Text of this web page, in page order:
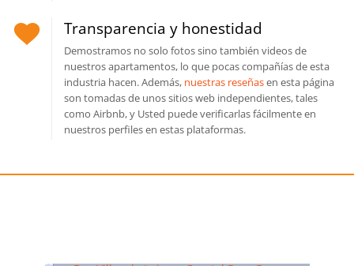
Transparencia y honestidad
Demostramos no solo fotos sino también videos de
nuestros apartamentos, lo que pocas compañías de esta
industria hacen. Además, nuestras reseñasen esta página
son tomadas de unos sitios web independientes, tales
como Airbnb, y Usted puede verificarlas fácilmente en
nuestros perfiles en estas plataformas.